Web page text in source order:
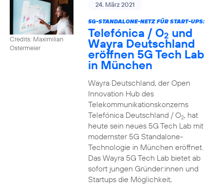
Credits: Maximilian
Ostermeier
24. März 2021
5G-STANDALONE-NETZ FÜR START-UPS:
Telefónica / O2 und
Wayra Deutschland
eröffnen 5G Tech Lab
in München
Wayra Deutschland, der Open
Innovation Hub des
Telekommunikationskonzerns
Telefónica Deutschland / O2, hat
heute sein neues 5G Tech Lab mit
modernster 5G Standalone-
Technologie in München eröffnet.
Das Wayra 5G Tech Lab bietet ab
sofort jungen Gründer:innen und
Startups die Möglichkeit,